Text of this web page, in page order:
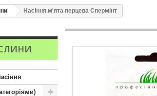
Насіння м'ята перцева Спермінт